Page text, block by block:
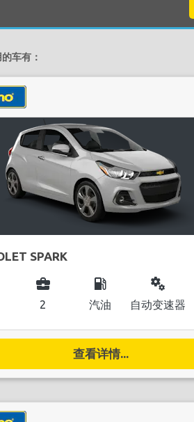
车有：
SPARK
business_center
2
local_gas_station
汽油
miscellaneous_services
自动变速器
查看详情...